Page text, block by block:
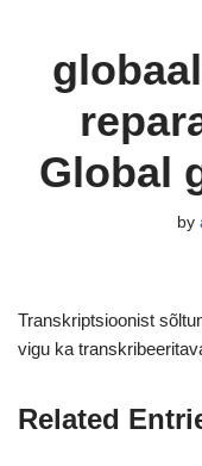
Global
by
Transkriptsioonist
vigu ka
Related